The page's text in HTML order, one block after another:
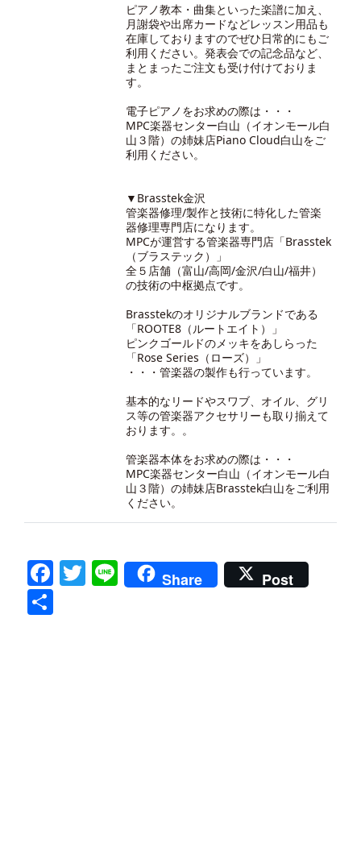
ピアノ教本・曲集といった楽譜に加え、
月謝袋や出席カードなどレッスン用品も
在庫しておりますのでぜひ日常的にもご
利用ください。発表会での記念品など、
まとまったご注文も受け付けておりま
す。
電子ピアノをお求めの際は・・・
MPC楽器センター白山（イオンモール白
山３階）の姉妹店Piano Cloud白山をご
利用ください。
▼Brasstek金沢
管楽器修理/製作と技術に特化した管楽
器修理専門店になります。
MPCが運営する管楽器専門店「Brasstek
（ブラステック）」
全５店舗（富山/高岡/金沢/白山/福井）
の技術の中枢拠点です。
Brasstekのオリジナルブランドである
「ROOTE8（ルートエイト）」
ピンクゴールドのメッキをあしらった
「Rose Series（ローズ）」
・・・管楽器の製作も行っています。
基本的なリードやスワブ、オイル、グリ
ス等の管楽器アクセサリーも取り揃えて
おります。。
管楽器本体をお求めの際は・・・
MPC楽器センター白山（イオンモール白
山３階）の姉妹店Brasstek白山をご利用
ください。
Facebook
Twitter
LineShare Post